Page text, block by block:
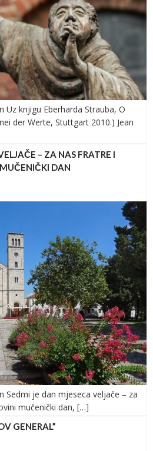
Uz knjigu Eberharda Strauba, O
der Werte, Stuttgart 2010.) Jean
– ZA NAS FRATRE I
DAN
Sedmi je dan mjeseca veljače – za
mučenički dan, […]
GENERAL”